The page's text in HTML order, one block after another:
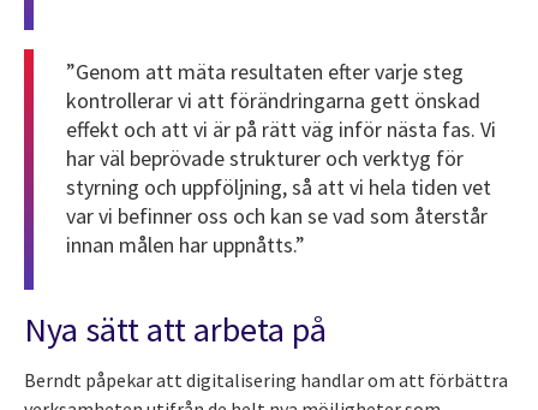
”Genom att mäta resultaten efter varje steg
kontrollerar vi att förändringarna gett önskad
effekt och att vi är på rätt väg inför nästa fas. Vi
har väl beprövade strukturer och verktyg för
styrning och uppföljning, så att vi hela tiden vet
var vi befinner oss och kan se vad som återstår
innan målen har uppnåtts.”
Nya sätt att arbeta på
Berndt påpekar att digitalisering handlar om att förbättra